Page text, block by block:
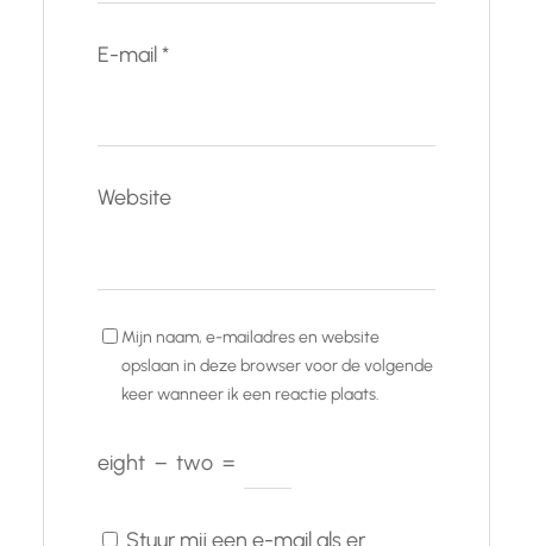
E-mail*
Website
Mijn naam, e-mailadres en website
opslaan in deze browser voor de volgende
keer wanneer ik een reactie plaats.
eight − two =
Stuur mij een e-mail als er